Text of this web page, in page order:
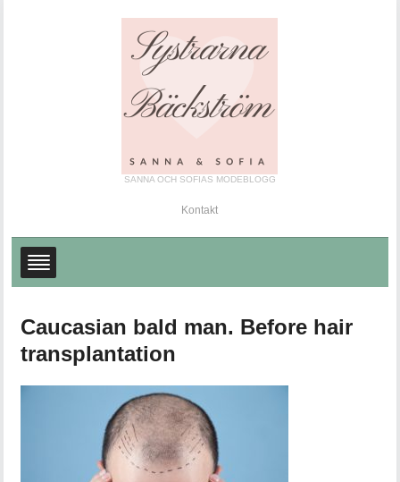
SANNA OCH SOFIAS MODEBLOGG
Kontakt
Caucasian bald man. Before hair
transplantation